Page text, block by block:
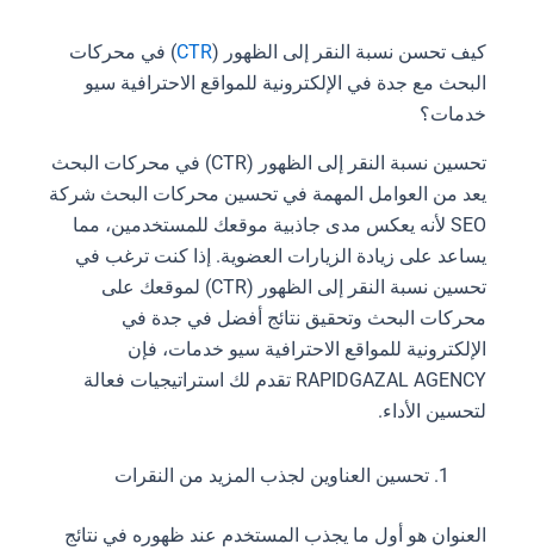
كيف تحسن نسبة النقر إلى الظهور ( CTR) في محركات
البحث مع جدة في الإلكترونية للمواقع الاحترافية سيو
خدمات؟
تحسين نسبة النقر إلى الظهور (CTR) في محركات البحث
يعد من العوامل المهمة في تحسين محركات البحث شركة
SEO لأنه يعكس مدى جاذبية موقعك للمستخدمين، مما
يساعد على زيادة الزيارات العضوية. إذا كنت ترغب في
تحسين نسبة النقر إلى الظهور (CTR) لموقعك على
محركات البحث وتحقيق نتائج أفضل في جدة في
الإلكترونية للمواقع الاحترافية سيو خدمات، فإن
RAPIDGAZAL AGENCY تقدم لك استراتيجيات فعالة
لتحسين الأداء.
تحسين العناوين لجذب المزيد من النقرات
العنوان هو أول ما يجذب المستخدم عند ظهوره في نتائج